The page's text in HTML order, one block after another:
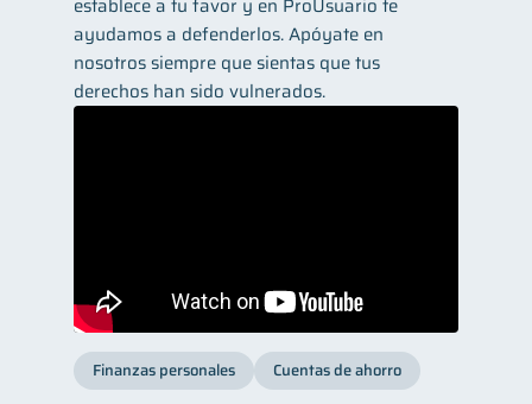
establece a tu favor y en ProUsuario te
ayudamos a defenderlos. Apóyate en
nosotros siempre que sientas que tus
derechos han sido vulnerados.
Finanzas personales Cuentas de ahorro